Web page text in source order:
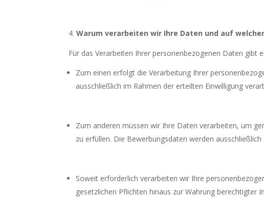
Warum verarbeiten wir Ihre Daten und auf
Für das Verarbeiten Ihrer personenbezogenen Daten gibt
Zum einen erfolgt die Verarbeitung Ihrer
ausschließlich im Rahmen der erteilten Einwilligung
Zum anderen müssen wir Ihre Daten verarbeiten, um
zu erfüllen. Die Bewerbungsdaten werden
Soweit erforderlich verarbeiten wir Ihre
gesetzlichen Pflichten hinaus zur Wahrung berechtigter